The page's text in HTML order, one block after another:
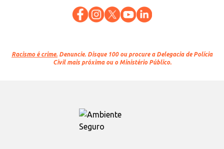
Racismo é crime. Denuncie. Disque 100 ou procure a Delegacia de Polícia
Civil mais próxima ou o Ministério Público.